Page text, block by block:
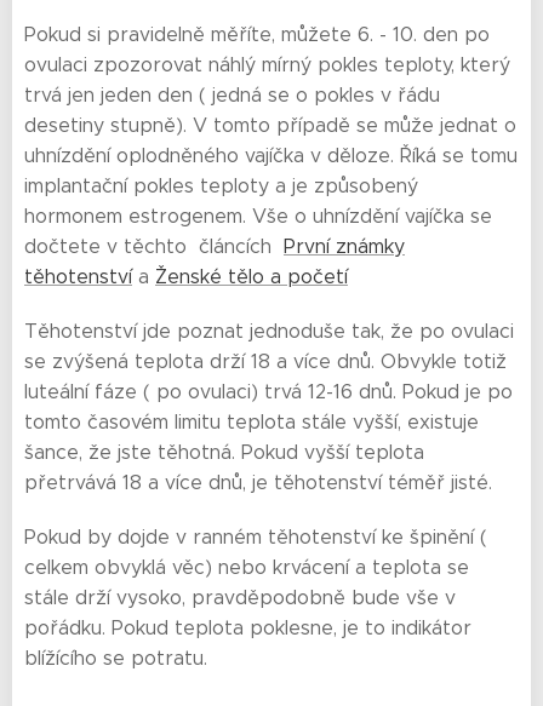
Pokud si pravidelně měříte, můžete 6. - 10. den po
ovulaci zpozorovat náhlý mírný pokles teploty, který
trvá jen jeden den ( jedná se o pokles v řádu
desetiny stupně). V tomto případě se může jednat o
uhnízdění oplodněného vajíčka v děloze. Říká se tomu
implantační pokles teploty a je způsobený
hormonem estrogenem. Vše o uhnízdění vajíčka se
dočtete v těchto článcích První známky
těhotenstvía Ženské tělo a početí
Těhotenství jde poznat jednoduše tak, že po ovulaci
se zvýšená teplota drží 18 a více dnů. Obvykle totiž
luteální fáze ( po ovulaci) trvá 12-16 dnů. Pokud je po
tomto časovém limitu teplota stále vyšší, existuje
šance, že jste těhotná. Pokud vyšší teplota
přetrvává 18 a více dnů, je těhotenství téměř jisté.
Pokud by dojde v ranném těhotenství ke špinění (
celkem obvyklá věc) nebo krvácení a teplota se
stále drží vysoko, pravděpodobně bude vše v
pořádku. Pokud teplota poklesne, je to indikátor
blížícího se potratu.